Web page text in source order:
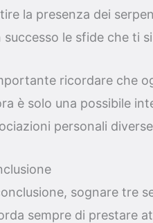
la presenza dei
successo le sfide che ti
ricordare che
è solo una possibile
personali
sognare tre
sempre di prestare